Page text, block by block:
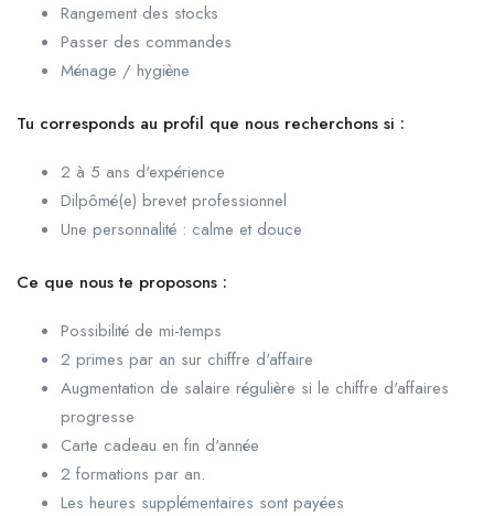
Rangement des stocks
Passer des commandes
Ménage / hygiène
Tu corresponds au profil que nous recherchons si :
2 à 5 ans d'expérience
Dilpômé(e) brevet professionnel
Une personnalité : calme et douce
Ce que nous te proposons :
Possibilité de mi-temps
2 primes par an sur chiffre d'affaire
Augmentation de salaire régulière si le chiffre d'affaires
progresse
Carte cadeau en fin d'année
2 formations par an.
Les heures supplémentaires sont payées